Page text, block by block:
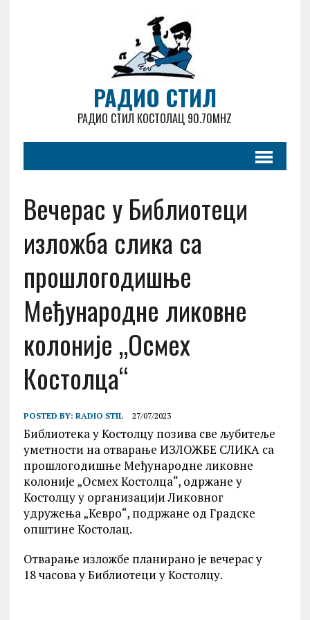
РАДИО СТИЛ
РАДИО СТИЛ КОСТОЛАЦ 90.70MHZ
Вечерас у Библиотеци
изложба слика са
прошлогодишње
Међународне ликовне
колоније „Осмех
Костолца“
POSTED BY: RADIO STIL 27/07/2023
Библиотека у Костолцу позива све љубитеље
уметности на отварање ИЗЛОЖБЕ СЛИКА са
прошлогодишње Међународне ликовне
колоније „Осмех Костолца“, одржане у
Костолцу у организацији Ликовног
удружења „Кевро“, подржане од Градске
општине Костолац.
Отварање изложбе планирано је вечерас у
18 часова у Библиотеци у Костолцу.